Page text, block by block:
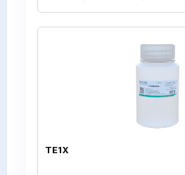
TE1X